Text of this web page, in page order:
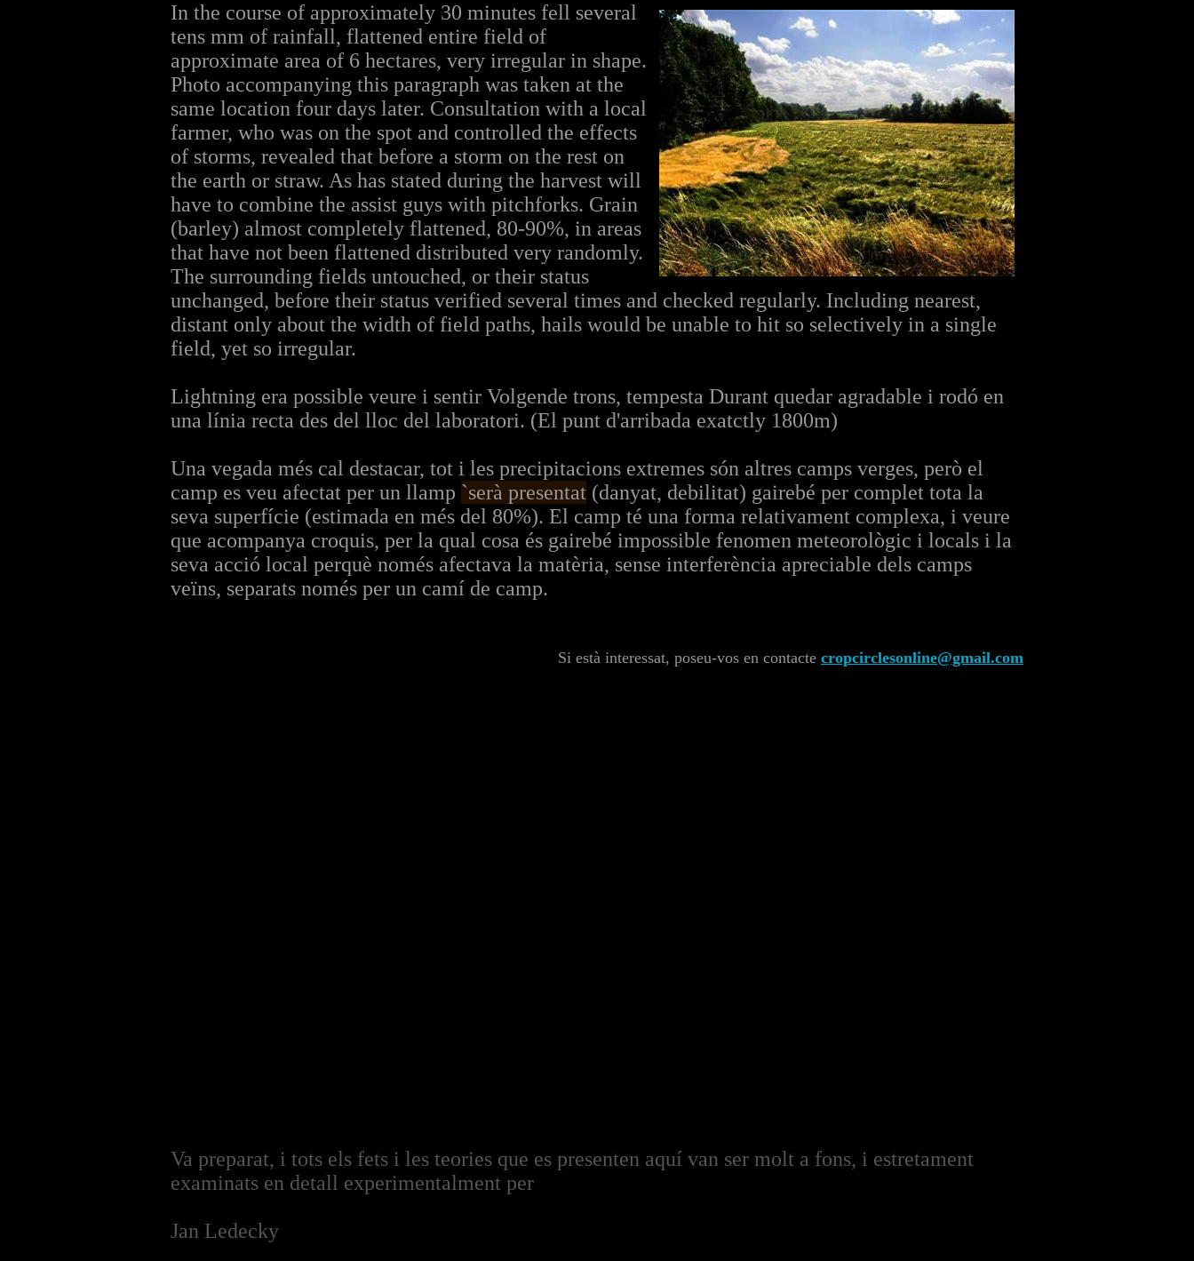
In the course of approximately 30 minutes fell several
tens mm of rainfall, flattened entire field of
approximate area of 6 hectares, very irregular in shape.
Photo accompanying this paragraph was taken at the
same location four days later. Consultation with a local
farmer, who was on the spot and controlled the effects
of storms, revealed that before a storm on the rest on
the earth or straw. As has stated during the harvest will
have to combine the assist guys with pitchforks. Grain
(barley) almost completely flattened, 80-90%, in areas
that have not been flattened distributed very randomly.
The surrounding fields untouched, or their status
unchanged, before their status verified several times and checked regularly. Including nearest,
distant only about the width of field paths, hails would be unable to hit so selectively in a single
field, yet so irregular.
Lightning era possible veure i sentir Volgende trons, tempesta Durant quedar agradable i rodó en
una línia recta des del lloc del laboratori. (El punt d'arribada exatctly 1800m)
Una vegada més cal destacar, tot i les precipitacions extremes són altres camps verges, però el
camp es veu afectat per un llamp `serà presentat (danyat, debilitat) gairebé per complet tota la
seva superfície (estimada en més del 80%). El camp té una forma relativament complexa, i veure
que acompanya croquis, per la qual cosa és gairebé impossible fenomen meteorològic i locals i la
seva acció local perquè només afectava la matèria, sense interferència apreciable dels camps
veïns, separats només per un camí de camp.
Si està interessat, poseu-vos en contacte cropcirclesonline@gmail.com
Va preparat, i tots els fets i les teories que es presenten aquí van ser molt a fons, i estretament
examinats en detall experimentalment per
Jan Ledecky